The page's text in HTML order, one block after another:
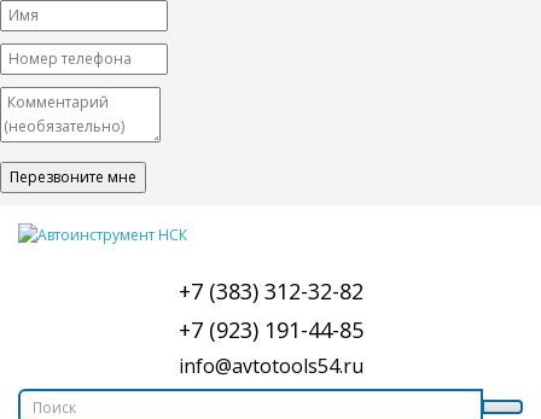
+7 (383) 312-32-82
+7 (923) 191-44-85
info@avtotools54.ru